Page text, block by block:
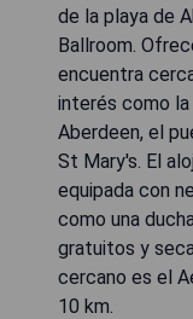
de la playa de
Ballroom.
encuentra
interés como
Aberdeen, el
St Mary's. El
equipada con
como una
gratuitos y
cercano es el
10 km.